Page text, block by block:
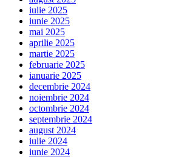
iulie 2025
iunie 2025
mai 2025
aprilie 2025
martie 2025
februarie 2025
ianuarie 2025
decembrie 2024
noiembrie 2024
octombrie 2024
septembrie 2024
august 2024
iulie 2024
iunie 2024